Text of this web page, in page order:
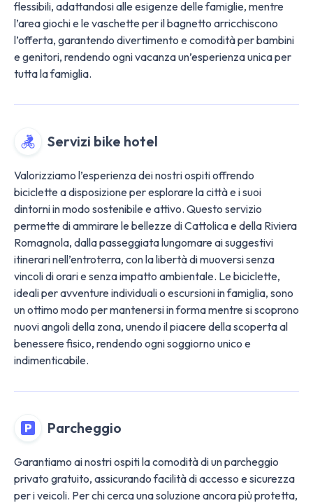
flessibili, adattandosi alle esigenze delle famiglie, mentre
l’area giochi e le vaschette per il bagnetto arricchiscono
l’offerta, garantendo divertimento e comodità per bambini
e genitori, rendendo ogni vacanza un’esperienza unica per
tutta la famiglia.
Servizi bike hotel
Valorizziamo l’esperienza dei nostri ospiti offrendo
biciclette a disposizione per esplorare la città e i suoi
dintorni in modo sostenibile e attivo. Questo servizio
permette di ammirare le bellezze di Cattolica e della Riviera
Romagnola, dalla passeggiata lungomare ai suggestivi
itinerari nell’entroterra, con la libertà di muoversi senza
vincoli di orari e senza impatto ambientale. Le biciclette,
ideali per avventure individuali o escursioni in famiglia, sono
un ottimo modo per mantenersi in forma mentre si scoprono
nuovi angoli della zona, unendo il piacere della scoperta al
benessere fisico, rendendo ogni soggiorno unico e
indimenticabile.
Parcheggio
Garantiamo ai nostri ospiti la comodità di un parcheggio
privato gratuito, assicurando facilità di accesso e sicurezza
per i veicoli. Per chi cerca una soluzione ancora più protetta,